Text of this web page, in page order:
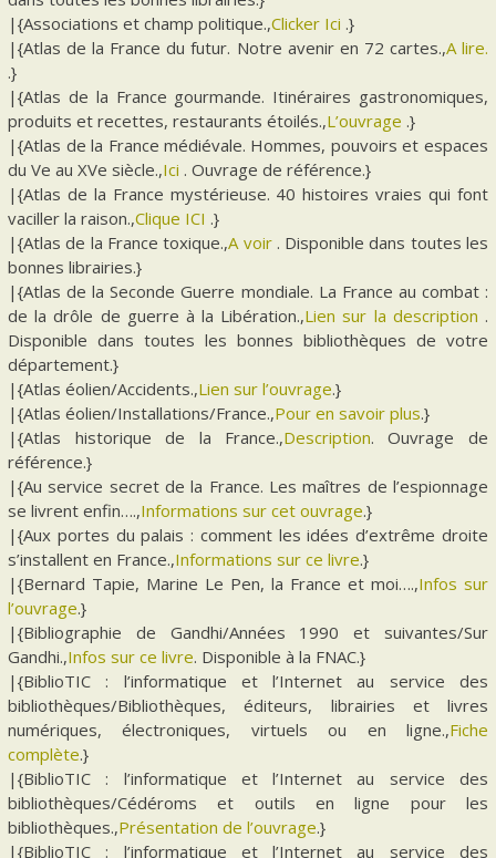
|{Associations et champ politique.,Clicker Ici .}
|{Atlas de la France du futur. Notre avenir en 72 cartes.,A lire.
.}
|{Atlas de la France gourmande. Itinéraires gastronomiques,
produits et recettes, restaurants étoilés.,L’ouvrage .}
|{Atlas de la France médiévale. Hommes, pouvoirs et espaces
du Ve au XVe siècle.,Ici . Ouvrage de référence.}
|{Atlas de la France mystérieuse. 40 histoires vraies qui font
vaciller la raison.,Clique ICI .}
|{Atlas de la France toxique.,A voir . Disponible dans toutes les
bonnes librairies.}
|{Atlas de la Seconde Guerre mondiale. La France au combat :
de la drôle de guerre à la Libération.,Lien sur la description .
Disponible dans toutes les bonnes bibliothèques de votre
département.}
|{Atlas éolien/Accidents.,Lien sur l’ouvrage.}
|{Atlas éolien/Installations/France.,Pour en savoir plus.}
|{Atlas historique de la France.,Description. Ouvrage de
référence.}
|{Au service secret de la France. Les maîtres de l’espionnage
se livrent enfin….,Informations sur cet ouvrage.}
|{Aux portes du palais : comment les idées d’extrême droite
s’installent en France.,Informations sur ce livre.}
|{Bernard Tapie, Marine Le Pen, la France et moi….,Infos sur
l’ouvrage.}
|{Bibliographie de Gandhi/Années 1990 et suivantes/Sur
Gandhi.,Infos sur ce livre. Disponible à la FNAC.}
|{BiblioTIC : l’informatique et l’Internet au service des
bibliothèques/Bibliothèques, éditeurs, librairies et livres
numériques, électroniques, virtuels ou en ligne.,Fiche
complète.}
|{BiblioTIC : l’informatique et l’Internet au service des
bibliothèques/Cédéroms et outils en ligne pour les
bibliothèques.,Présentation de l’ouvrage.}
|{BiblioTIC : l’informatique et l’Internet au service des